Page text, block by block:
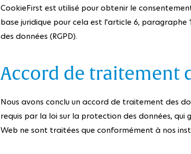
CookieFirst est utilisé pour obtenir le
base juridique pour cela est l'article 6,
des données (RGPD).
Accord de traitement
Nous avons conclu un accord de traitement des
requis par la loi sur la protection des données,
Web ne sont traitées que conformément à nos